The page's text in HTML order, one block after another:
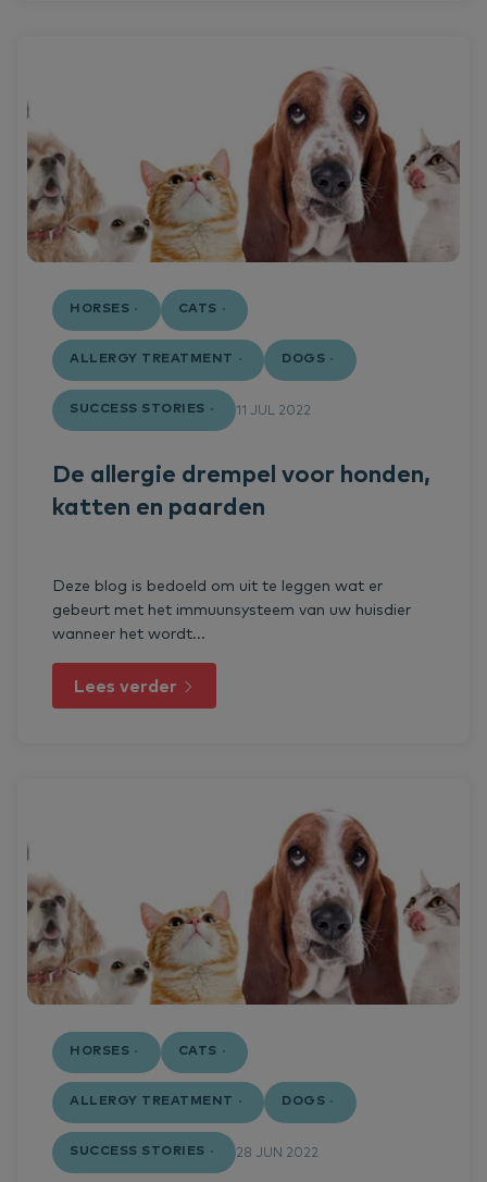
HORSES CATS
ALLERGY TREATMENT DOGS
SUCCESS STORIES 11 JUL 2022
De allergie drempel voor honden,
katten en paarden
Deze blog is bedoeld om uit te leggen wat er
gebeurt met het immuunsysteem van uw huisdier
wanneer het wordt...
Lees verder
HORSES CATS
ALLERGY TREATMENT DOGS
SUCCESS STORIES 28 JUN 2022